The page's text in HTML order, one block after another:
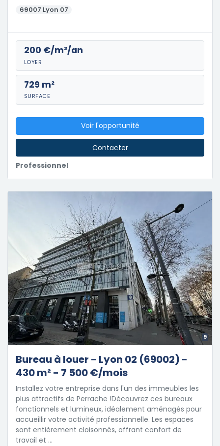
69007 Lyon 07
200 €/m²/an
LOYER
729 m²
SURFACE
Professionnel
Voir l'opportunité
Contacter
9
Bureau à louer - Lyon 02 (69002) -
430 m² - 7 500 €/mois
Installez votre entreprise dans l'un des immeubles les
plus attractifs de Perrache !Découvrez ces bureaux
fonctionnels et lumineux, idéalement aménagés pour
accueillir votre activité professionnelle. Les espaces
sont entièrement cloisonnés, offrant confort de
travail et …